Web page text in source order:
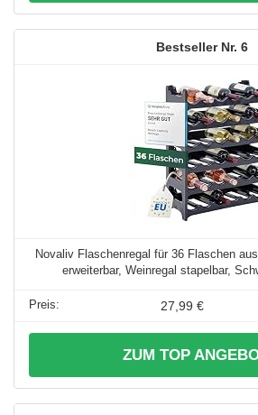
6
Novaliv Flaschenregal für 36 Flaschen
erweiterbar, Weinregal stapelbar,
27,99 €
ZUM TOP